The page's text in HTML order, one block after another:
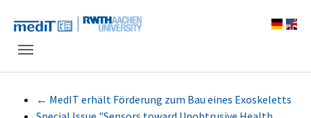
← MedIT erhält Förderung zum Bau eines Exoskeletts